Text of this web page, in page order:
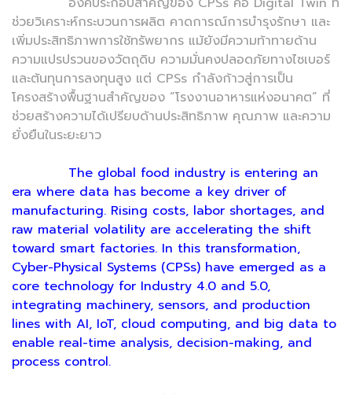
ช่วยวิเคราะห์กระบวนการผลิต คาดการณ์การบำรุงรักษา และ
เพิ่มประสิทธิภาพการใช้ทรัพยากร แม้ยังมีความท้าทายด้าน
ความแปรปรวนของวัตถุดิบ ความมั่นคงปลอดภัยทางไซเบอร์
และต้นทุนการลงทุนสูง แต่ CPSs กำลังก้าวสู่การเป็น
โครงสร้างพื้นฐานสำคัญของ “โรงงานอาหารแห่งอนาคต” ที่
ช่วยสร้างความได้เปรียบด้านประสิทธิภาพ คุณภาพ และความ
ยั่งยืนในระยะยาว
The global food industry is entering an
era where data has become a key driver of
manufacturing. Rising costs, labor shortages, and
raw material volatility are accelerating the shift
toward smart factories. In this transformation,
Cyber-Physical Systems (CPSs) have emerged as a
core technology for Industry 4.0 and 5.0,
integrating machinery, sensors, and production
lines with AI, IoT, cloud computing, and big data to
enable real-time analysis, decision-making, and
process control.